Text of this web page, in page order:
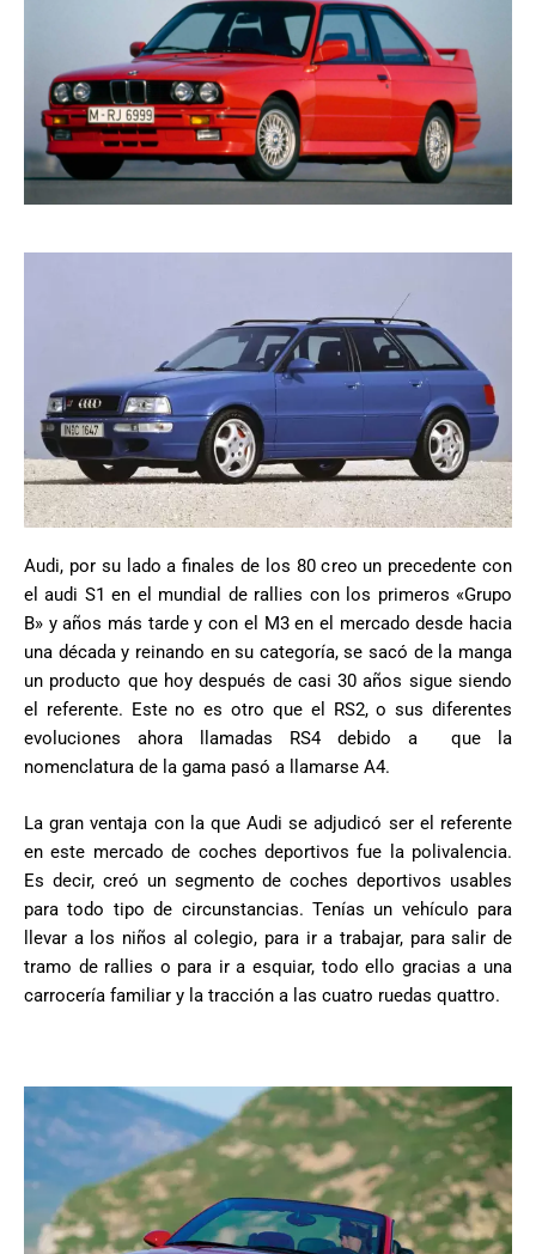
Audi, por su lado a finales de los 80 creo un precedente con
el audi S1 en el mundial de rallies con los primeros «Grupo
B» y años más tarde y con el M3 en el mercado desde hacia
una década y reinando en su categoría, se sacó de la manga
un producto que hoy después de casi 30 años sigue siendo
el referente. Este no es otro que el RS2, o sus diferentes
evoluciones ahora llamadas RS4 debido a que la
nomenclatura de la gama pasó a llamarse A4.
La gran ventaja con la que Audi se adjudicó ser el referente
en este mercado de coches deportivos fue la polivalencia.
Es decir, creó un segmento de coches deportivos usables
para todo tipo de circunstancias. Tenías un vehículo para
llevar a los niños al colegio, para ir a trabajar, para salir de
tramo de rallies o para ir a esquiar, todo ello gracias a una
carrocería familiar y la tracción a las cuatro ruedas quattro.